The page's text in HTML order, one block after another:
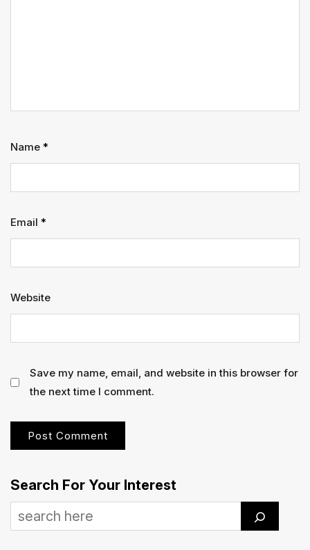
Name *
Email *
Website
Save my name, email, and website in this browser for
the next time I comment.
Search For Your Interest